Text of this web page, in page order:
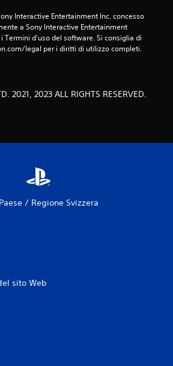
Interactive Entertainment Inc. concesso
a Sony Interactive Entertainment
Termini d'uso del software. Si consiglia di
legal per i diritti di utilizzo completi.
2021, 2023 ALL RIGHTS RESERVED.
Paese / Regione Svizzera
sito Web